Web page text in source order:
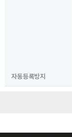
자동등록방지